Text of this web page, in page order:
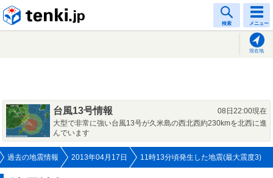
検索 メニュー
現在地
台風13号情報
08日22:00現在
大型で非常に強い台風13号が久米島の西北西約230kmを北西に進
んでいます
過去の地震情報 2013年04月17日 11時13分頃発生した地震(最大震度3)